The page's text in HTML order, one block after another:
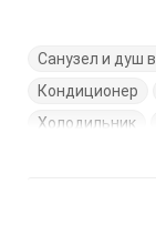
Санузел и душ
Кондиционер
Холодильник
Кровать